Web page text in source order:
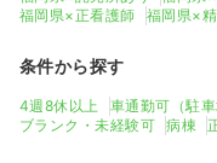
福岡県×正看護師
福岡県×
条件から探す
4週8休以上 車通勤可（駐車
ブランク・未経験可
病棟